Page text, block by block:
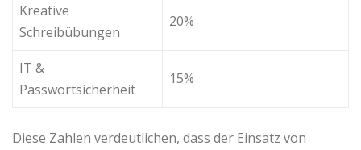
Kreative
Schreibübungen
20%
IT &
Passwortsicherheit
15%
Diese Zahlen verdeutlichen, dass der Einsatz von